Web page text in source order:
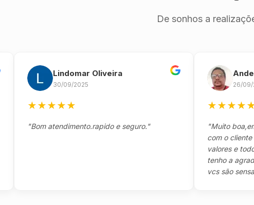
De sonhos a
Lindomar Oliveira
30/09/2025
★★★
"Bom atendimento.rapido e seguro."
26/09/2025
★★★
"Muito
com o cliente e
valores e todo o
tenho a
vcs são